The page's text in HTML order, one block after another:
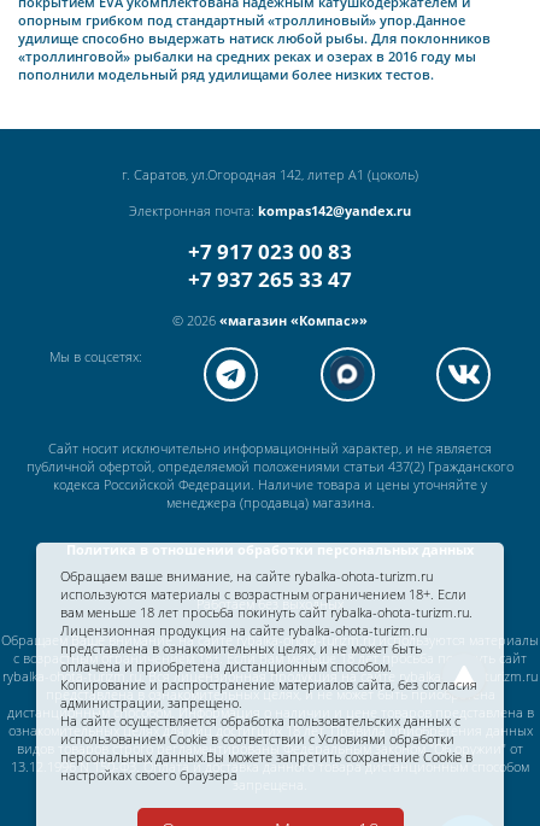
опорным грибком под стандартный «троллиновый» упор.Данное
удилище способно выдержать натиск любой рыбы. Для поклонников
«троллинговой» рыбалки на средних реках и озерах в 2016 году мы
пополнили модельный ряд удилищами более низких тестов.
г. Саратов, ул.Огородная 142, литер А1 (цоколь)
Электронная почта: kompas142@yandex.ru
+7 917 023 00 83
+7 937 265 33 47
© 2026 «магазин «Компас»»
Мы в соцсетях:
Сайт носит исключительно информационный характер, и не является
публичной офертой, определяемой положениями статьи 437(2) Гражданского
кодекса Российской Федерации. Наличие товара и цены уточняйте у
менеджера (продавца) магазина.
Политика в отношении обработки персональных данных
Работаем без выходных
Обращаем Ваше внимание, на сайте rybalka-ohota-turizm.ru используются материалы
с возрастным ограничением 18+. Если Вам меньше 18 лет просьба покинуть сайт
rybalka-ohota-turizm.ru. Вся лицензионная продукция на сайте rybalka-ohota-turizm.ru
представлена в ознакомительных целях, и не может быть приобретена
дистанционным способом. Информация о наличии и цене товаров представлена в
ознакомительных целях для лиц достигших 18 лет. Правила приобретения данных
видов товаров строго регламентированы Федеральным законом "Об оружии" от
13.12.1996 N 150-ФЗ. Оплата и доставка данного товара дистанционным способом
запрещена.
Обращаем ваше внимание, на сайте rybalka-ohota-turizm.ru
используются материалы с возрастным ограничением 18+. Если
вам меньше 18 лет просьба покинуть сайт rybalka-ohota-turizm.ru.
Лицензионная продукция на сайте rybalka-ohota-turizm.ru
представлена в ознакомительных целях, и не может быть
оплачена и приобретена дистанционным способом.
Копирование и распространение материалов сайта, без согласия
администрации, запрещено.
На сайте осуществляется обработка пользовательских данных с
использованием Cookie в соответствии c Условиями обработки
персональных данных.Вы можете запретить сохранение Cookie в
настройках своего браузера